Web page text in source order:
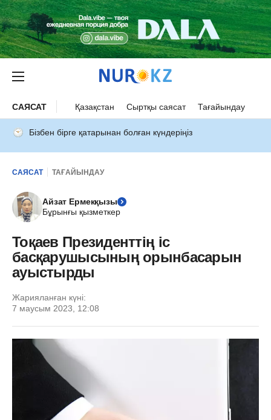
САЯСАТ Қазақстан Сыртқы саясат Тағайындау
Бізбен бірге қатарынан болған күндеріңіз
САЯСАТ ТАҒАЙЫНДАУ
Айзат Ермекқызы
Бұрынғы қызметкер
Тоқаев Президенттің іс
басқарушысының орынбасарын
ауыстырды
Жарияланған күні:
7 маусым 2023, 12:08